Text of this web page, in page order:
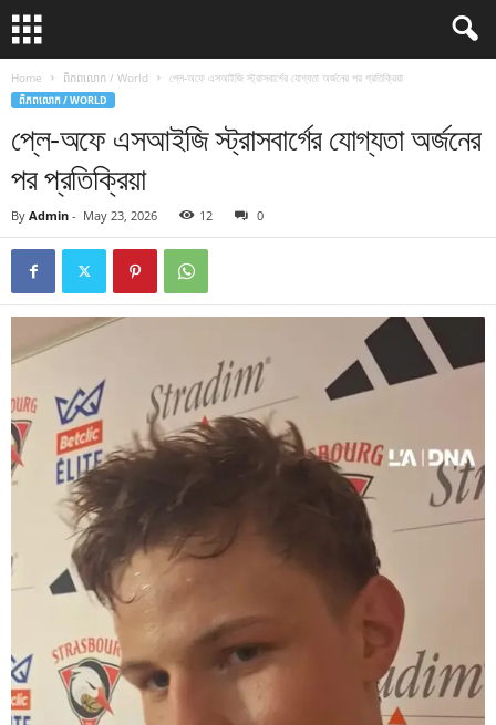
Home ពិភពលោក / World প্লে-অফে এসআইজি স্ট্রাসবার্গের যোগ্যতা অর্জনের পর প্রতিক্রিয়া
ពិភពលោក / WORLD
প্লে-অফে এসআইজি স্ট্রাসবার্গের যোগ্যতা অর্জনের
পর প্রতিক্রিয়া
By Admin - May 23, 2026 12 0